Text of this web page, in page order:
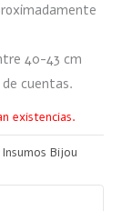
40-43 cm
cuentas.
existencias.
Insumos Bijou